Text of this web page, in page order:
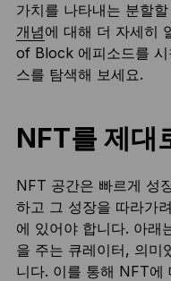
가치를 나타내는 분할
개념에 대해 더 자세히
of Block 에피소드를 시
스를 탐색해 보세요.
NFT를 제대
NFT 공간은 빠르게 성
하고 그 성장을 따라가
에 있어야 합니다. 아래
을 주는 큐레이터, 의미
니다. 이를 통해 NFT에